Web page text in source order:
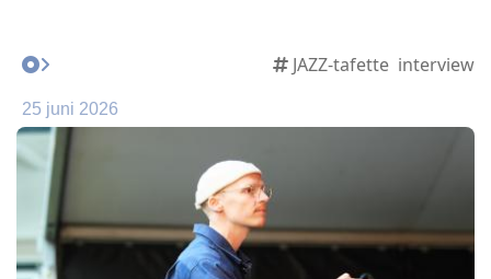
JAZZ-tafette interview
25 juni 2026